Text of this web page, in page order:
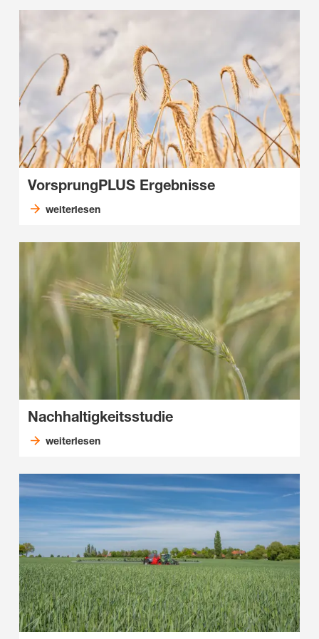
VorsprungPLUS Ergebnisse
weiterlesen
Nachhaltigkeitsstudie
weiterlesen